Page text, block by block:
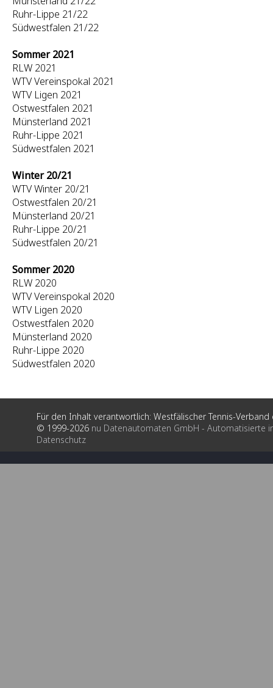
Ruhr-Lippe 21/22
Südwestfalen 21/22
Sommer 2021
RLW 2021
WTV Vereinspokal 2021
WTV Ligen 2021
Ostwestfalen 2021
Münsterland 2021
Ruhr-Lippe 2021
Südwestfalen 2021
Winter 20/21
WTV Winter 20/21
Ostwestfalen 20/21
Münsterland 20/21
Ruhr-Lippe 20/21
Südwestfalen 20/21
Sommer 2020
RLW 2020
WTV Vereinspokal 2020
WTV Ligen 2020
Ostwestfalen 2020
Münsterland 2020
Ruhr-Lippe 2020
Südwestfalen 2020
Für den Inhalt verantwortlich: Westfälischer Tennis-Verband
© 1999-2026 nu Datenautomaten GmbH - Automatisierte
Datenschutz